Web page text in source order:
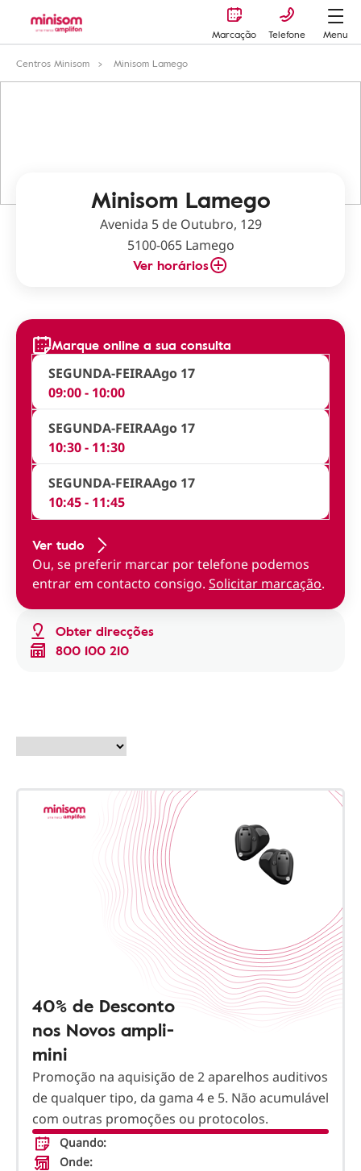
Marcação Telefone
Menu
Centros Minisom
Minisom Lamego
Minisom Lamego
Avenida 5 de Outubro, 129
5100-065 Lamego
Ver horários
Obter direcções
800 100 210
Marque online a sua consulta
SEGUNDA-FEIRAAgo 17
09:00 - 10:00
SEGUNDA-FEIRAAgo 17
10:30 - 11:30
SEGUNDA-FEIRAAgo 17
10:45 - 11:45
Ver tudo
Ou, se preferir marcar por telefone podemos
entrar em contacto consigo. Solicitar marcação.
40% de Desconto
nos Novos ampli-
mini
Promoção na aquisição de 2 aparelhos auditivos
de qualquer tipo, da gama 4 e 5. Não acumulável
com outras promoções ou protocolos.
Quando:
Onde: